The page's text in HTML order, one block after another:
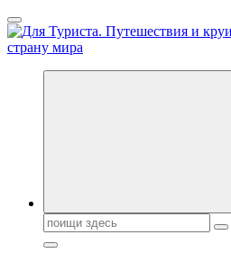
Перейти
к
содержанию
Новости туризма, куда поехать
Поиск: